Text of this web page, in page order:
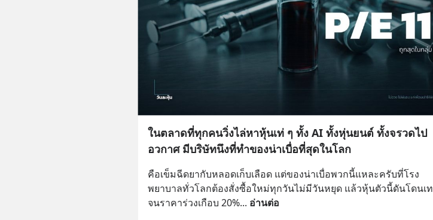
ในตลาดที่ทุกคนวิ่งไล่หาหุ้นเท่ ๆ ทั้ง AI ทั้งหุ่นยนต์ ทั้งจรวดไป
อวกาศ มีบริษัทนึงที่ทำของน่าเบื่อที่สุดในโลก
คือเข็มฉีดยากับหลอดเก็บเลือด แต่ของน่าเบื่อพวกนี้แหละครับที่โรง
พยาบาลทั่วโลกต้องสั่งซื้อใหม่ทุกวันไม่มีวันหยุด แล้วหุ้นตัวนี้ดันโดนเท
จนราคาร่วงเกือบ 20%... อ่านต่อ